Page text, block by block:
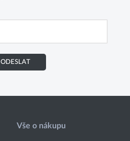
ODESLAT
Vše o nákupu